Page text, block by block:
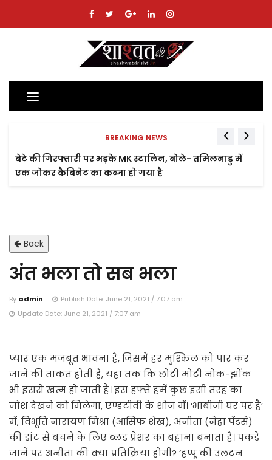
Toggle
navigation
BREAKING NEWS
बेटे की गिरफ्तारी पर भड़के MK स्टालिन, बोले- तमिलनाडु में
एक जोकर कैबिनेट का कब्जा हो गया है
Back
अंत भला तो सब भला
By admin
Publish Date: June 21, 2021 / 7:07 am
Update Date: June 21, 2021 / 7:07 am
प्यार एक मजबूत भावना है, जिसमें हर मुश्किल को पार कर
जाने की ताकत होती है, यहां तक कि छोटी मोटी नोक-झोंक
भी इससे खत्म हो जाती है। इस हफ्ते हमें कुछ इसी तरह का
जोश देखने को मिलेगा, एण्डटीवी के शोज में। ‘भाबीजी घर पर है’
में, विभूति नारायण मिश्रा (आसिफ शेख), अनीता (नेहा पेंडसे)
की डांट से बचने के लिए ब्लड प्रेशर का बहाना बनाता है। पकड़े
जाने पर अनीता की क्या प्रतिक्रिया होगी? ‘हप्पू की उलटन